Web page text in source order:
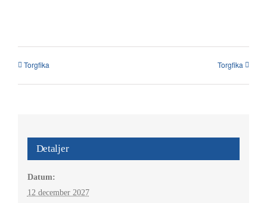
SÖK
Torgfika Torgfika
Detaljer
Datum:
12 december 2027